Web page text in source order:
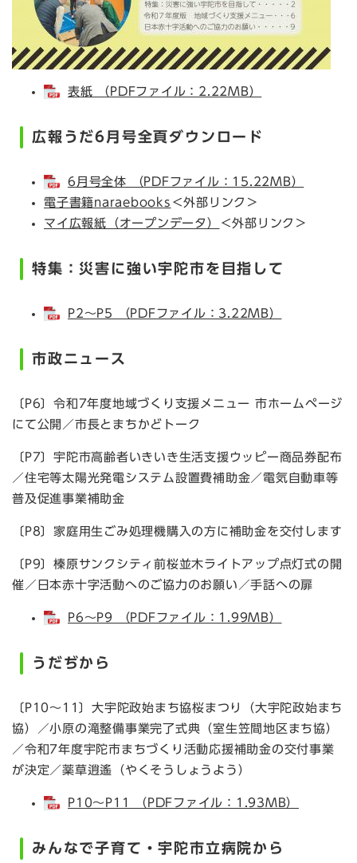
表紙 （PDFファイル：2.22MB）
広報うだ6月号全頁ダウンロード
6月号全体 （PDFファイル：15.22MB）
電子書籍naraebooks ＜外部リンク＞
マイ広報紙（オープンデータ）
＜外部リンク＞
特集：災害に強い宇陀市を目指して
P2～P5 （PDFファイル：3.22MB）
市政ニュース
〔P6〕令和7年度地域づくり支援メニュー 市ホームページ
にて公開／市長とまちかどトーク
〔P7〕宇陀市高齢者いきいき生活支援ウッピー商品券配布
／住宅等太陽光発電システム設置費補助金／電気自動車等
普及促進事業補助金
〔P8〕家庭用生ごみ処理機購入の方に補助金を交付します
〔P9〕榛原サンクシティ前桜並木ライトアップ点灯式の開
催／日本赤十字活動へのご協力のお願い／手話への扉
P6～P9 （PDFファイル：1.99MB）
うだぢから
〔P10～11〕大宇陀政始まち協桜まつり（大宇陀政始まち
協）／小原の滝整備事業完了式典（室生笠間地区まち協）
／令和7年度宇陀市まちづくり活動応援補助金の交付事業
が決定／薬草逍遙（やくそうしょうよう）
P10～P11 （PDFファイル：1.93MB）
みんなで子育て・宇陀市立病院から